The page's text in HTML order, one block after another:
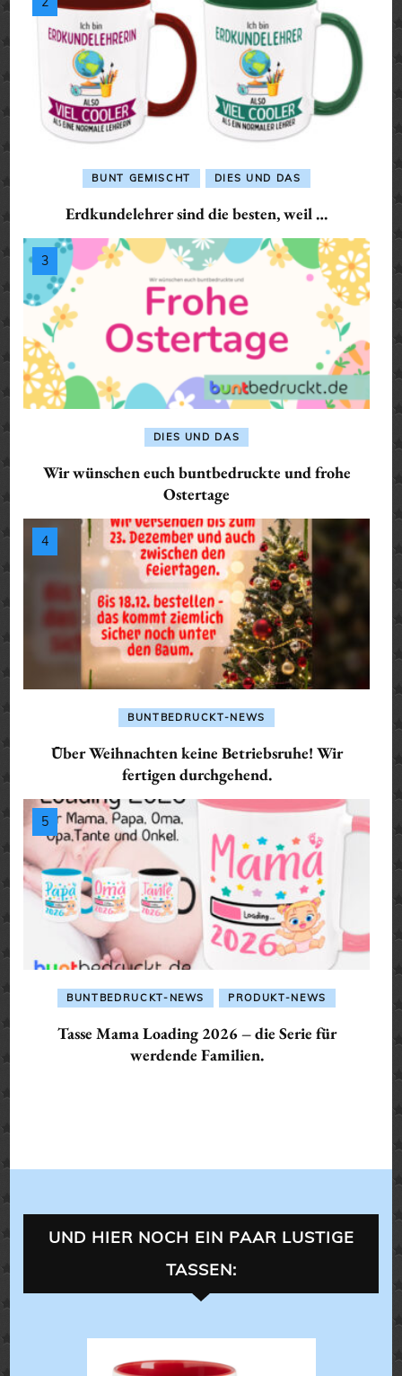
BUNT GEMISCHT DIES UND DAS
Erdkundelehrer sind die besten, weil …
DIES UND DAS
Wir wünschen euch buntbedruckte und frohe
Ostertage
BUNTBEDRUCKT-NEWS
Über Weihnachten keine Betriebsruhe! Wir
fertigen durchgehend.
BUNTBEDRUCKT-NEWS PRODUKT-NEWS
Tasse Mama Loading 2026 – die Serie für
werdende Familien.
UND HIER NOCH EIN PAAR LUSTIGE
TASSEN: